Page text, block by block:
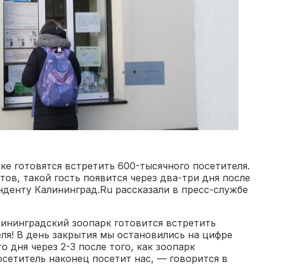
готовятся встретить 600-тысячного посетителя.
такой гость появится через два-три дня после
Калининград.Ru рассказали в пресс-службе
зоопарк готовится встретить
В день закрытия мы остановились на цифре
дня через 2-3 после того, как зоопарк
наконец посетит нас, — говорится в